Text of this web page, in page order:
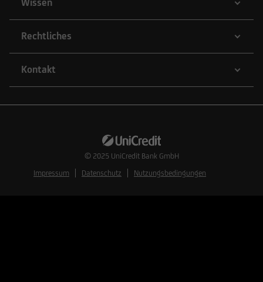
Wissen
Rechtliches
Kontakt
© 2025 UniCredit Bank GmbH
Impressum
Datenschutz Nutzungsbedingungen